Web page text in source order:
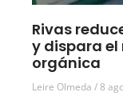
Rivas
y dispara
orgánica
Leire Olmeda 8